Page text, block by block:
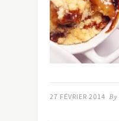
27 FÉVRIER 2014 By